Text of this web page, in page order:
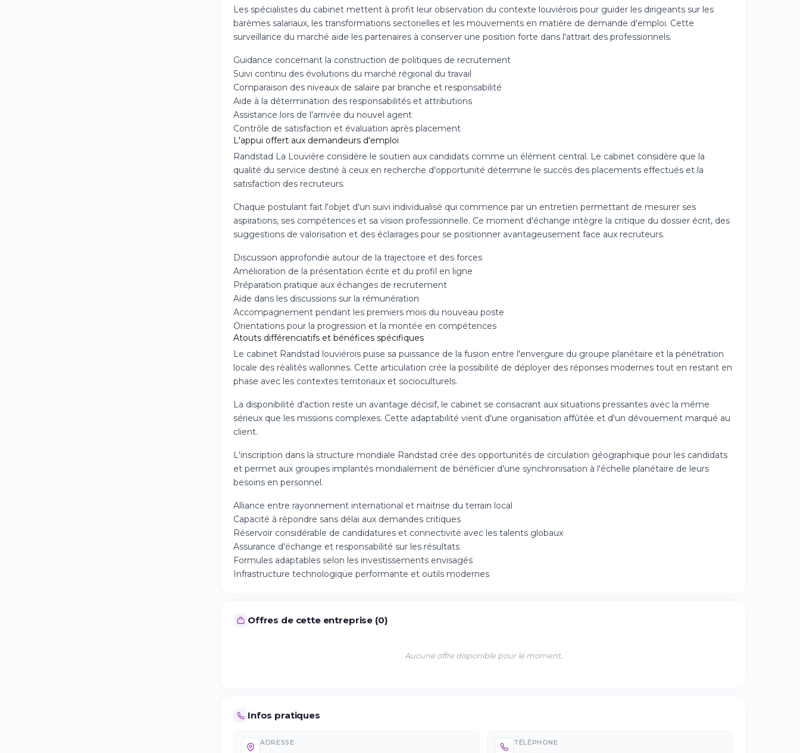
Les spécialistes du cabinet mettent à profit leur observation du contexte louviérois pour guider les dirigeants sur les
barèmes salariaux, les transformations sectorielles et les mouvements en matière de demande d'emploi. Cette
surveillance du marché aide les partenaires à conserver une position forte dans l'attrait des professionnels.
Guidance concernant la construction de politiques de recrutement
Suivi continu des évolutions du marché régional du travail
Comparaison des niveaux de salaire par branche et responsabilité
Aide à la détermination des responsabilités et attributions
Assistance lors de l'arrivée du nouvel agent
Contrôle de satisfaction et évaluation après placement
L'appui offert aux demandeurs d'emploi
Randstad La Louvière considère le soutien aux candidats comme un élément central. Le cabinet considère que la
qualité du service destiné à ceux en recherche d'opportunité détermine le succès des placements effectués et la
satisfaction des recruteurs.
Chaque postulant fait l'objet d'un suivi individualisé qui commence par un entretien permettant de mesurer ses
aspirations, ses compétences et sa vision professionnelle. Ce moment d'échange intègre la critique du dossier écrit, des
suggestions de valorisation et des éclairages pour se positionner avantageusement face aux recruteurs.
Discussion approfondie autour de la trajectoire et des forces
Amélioration de la présentation écrite et du profil en ligne
Préparation pratique aux échanges de recrutement
Aide dans les discussions sur la rémunération
Accompagnement pendant les premiers mois du nouveau poste
Orientations pour la progression et la montée en compétences
Atouts différenciatifs et bénéfices spécifiques
Le cabinet Randstad louviérois puise sa puissance de la fusion entre l'envergure du groupe planétaire et la pénétration
locale des réalités wallonnes. Cette articulation crée la possibilité de déployer des réponses modernes tout en restant en
phase avec les contextes territoriaux et socioculturels.
La disponibilité d'action reste un avantage décisif, le cabinet se consacrant aux situations pressantes avec la même
sérieux que les missions complexes. Cette adaptabilité vient d'une organisation affûtée et d'un dévouement marqué au
client.
L'inscription dans la structure mondiale Randstad crée des opportunités de circulation géographique pour les candidats
et permet aux groupes implantés mondialement de bénéficier d'une synchronisation à l'échelle planétaire de leurs
besoins en personnel.
Alliance entre rayonnement international et maitrise du terrain local
Capacité à répondre sans délai aux demandes critiques
Réservoir considérable de candidatures et connectivité avec les talents globaux
Assurance d'échange et responsabilité sur les résultats
Formules adaptables selon les investissements envisagés
Infrastructure technologique performante et outils modernes
Offres de cette entreprise (0)
Aucune offre disponible pour le moment.
Infos pratiques
ADRESSE TÉLÉPHONE